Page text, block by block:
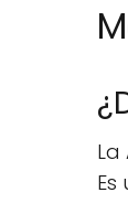
La